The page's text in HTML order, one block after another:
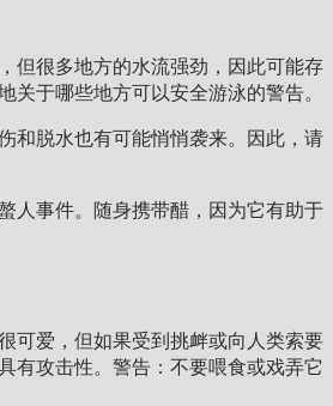
但很多地方的水流强劲，因此可能存
关于哪些地方可以安全游泳的警告。
和脱水也有可能悄悄袭来。因此，请
人事件。随身携带醋，因为它有助于
可爱，但如果受到挑衅或向人类索要
有攻击性。警告：不要喂食或戏弄它